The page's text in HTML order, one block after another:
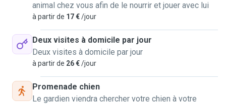
animal chez vous afin de le nourrir et jouer avec lui
à partir de 17 €/jour
Deux visites à domicile par jour
Deux visites à domicile par jour
à partir de 26 €/jour
Promenade chien
Le gardien viendra chercher votre chien à votre